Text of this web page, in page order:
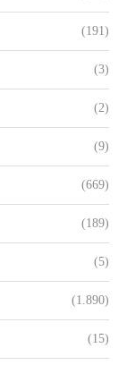
(191)
(3)
(2)
(9)
(669)
(189)
(5)
(1.890)
(15)